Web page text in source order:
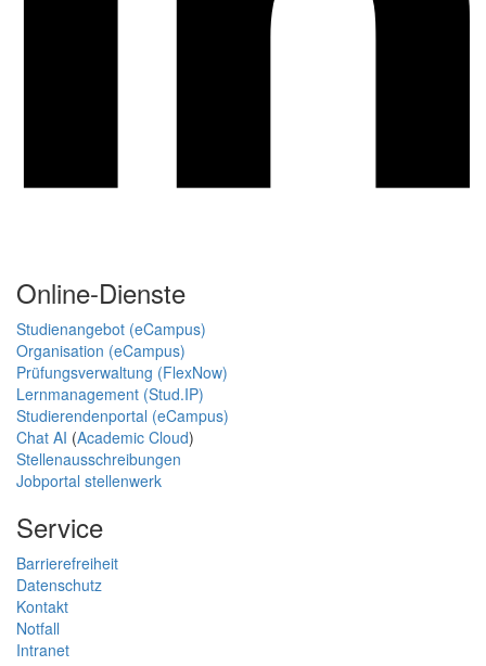
Online-Dienste
Studienangebot (eCampus)
Organisation (eCampus)
Prüfungsverwaltung (FlexNow)
Lernmanagement (Stud.IP)
Studierendenportal (eCampus)
Chat AI (Academic Cloud)
Stellenausschreibungen
Jobportal stellenwerk
Service
Barrierefreiheit
Datenschutz
Kontakt
Notfall
Intranet